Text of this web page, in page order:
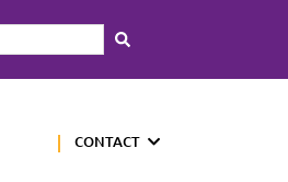
CONTACT